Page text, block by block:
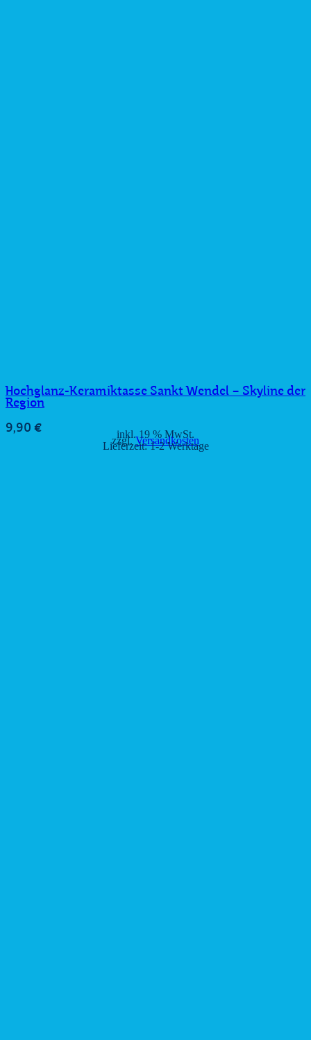
Hochglanz-Keramiktasse Sankt Wendel – Skyline der
Region
9,90 € inkl. 19 % MwSt.
zzgl.Versandkosten
Lieferzeit:1-2 Werktage